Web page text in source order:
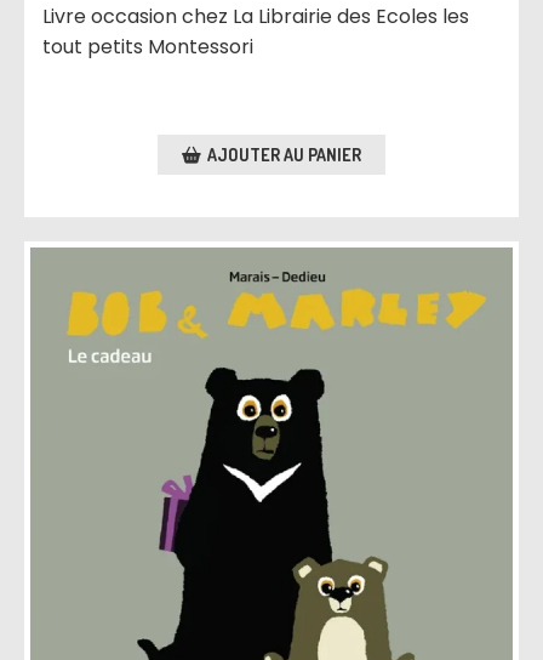
Livre occasion chez La Librairie des Ecoles les
tout petits Montessori
AJOUTER AU PANIER